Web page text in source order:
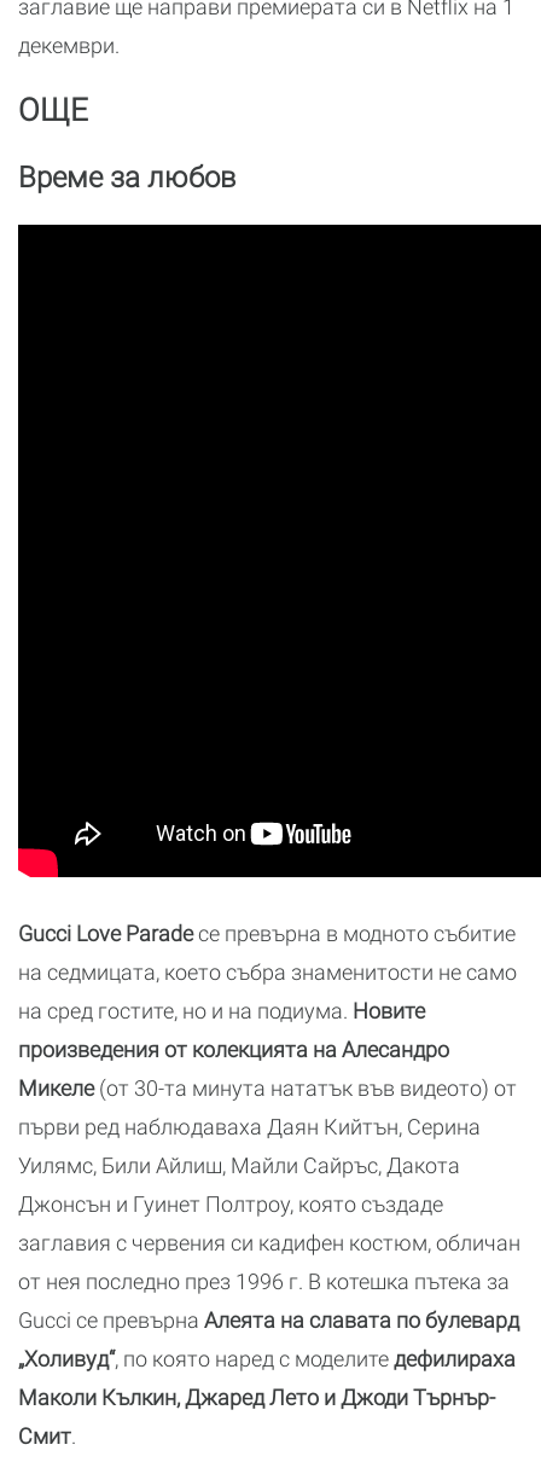
заглавие ще направи премиерата си в Netflix на 1
декември.
ОЩЕ
Време за любов
Gucci Love Paradeсе превърна в модното събитие
на седмицата, което събра знаменитости не само
на сред гостите, но и на подиума. Новите
произведения от колекцията на Алесандро
Микеле(от 30-та минута нататък във видеото) от
първи ред наблюдаваха Даян Кийтън, Серина
Уилямс, Били Айлиш, Майли Сайръс, Дакота
Джонсън и Гуинет Полтроу, която създаде
заглавия с червения си кадифен костюм, обличан
от нея последно през 1996 г. В котешка пътека за
Gucci се превърна Алеята на славата по булевард
„Холивуд“, по която наред с моделитедефилираха
Маколи Кълкин, Джаред Лето и Джоди Търнър-
Смит.